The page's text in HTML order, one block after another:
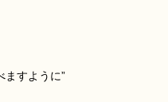
すように”